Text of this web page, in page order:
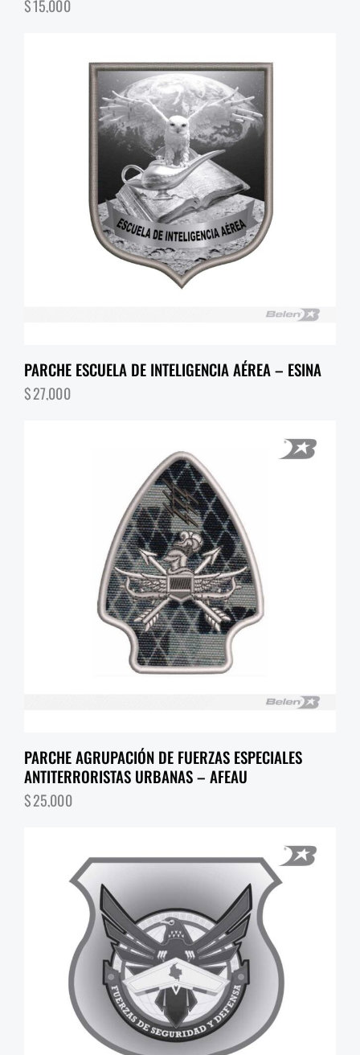
$15,000
PARCHE ESCUELA DE INTELIGENCIA AÉREA – ESINA
$27,000
PARCHE AGRUPACIÓN DE FUERZAS ESPECIALES
ANTITERRORISTAS URBANAS – AFEAU
$25,000